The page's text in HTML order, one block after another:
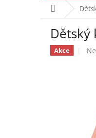
Domů
Dětský
Akce